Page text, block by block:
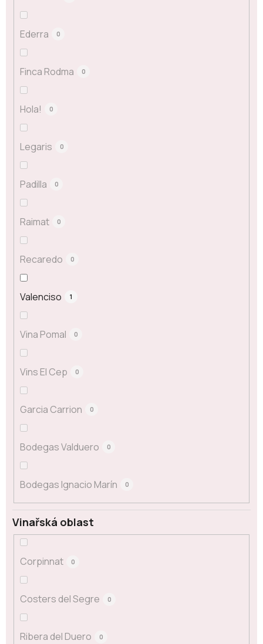
Ederra 0
Finca Rodma 0
Hola! 0
Legaris 0
Padilla 0
Raimat 0
Recaredo 0
Valenciso 1
Vina Pomal 0
Vins El Cep 0
Garcia Carrion 0
Bodegas Valduero 0
Bodegas Ignacio Marín 0
Vinařská oblast
Corpinnat 0
Costers del Segre 0
Ribera del Duero 0